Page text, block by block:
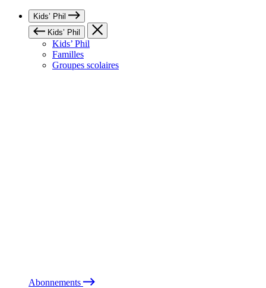
Kids’ Phil
Kids’ Phil
Kids’ Phil
Familles
Groupes scolaires
Abonnements